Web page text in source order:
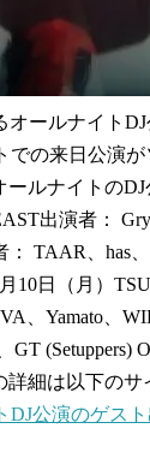
オールナイト
の来日公演
ルナイトの
出演者：
TAAR、has
10日（月）
、Yamato、
(Setuppers)
詳細は以下の
DJ公演のゲス